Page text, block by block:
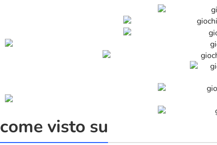
come visto su